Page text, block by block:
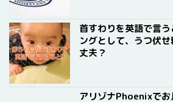
首すわりを英語で言
ングとして、うつ伏
丈夫？
アリゾナPhoenixでお